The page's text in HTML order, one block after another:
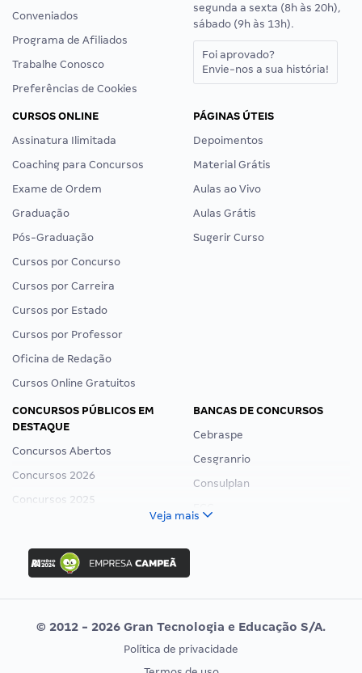
Conveniados
Programa de Afiliados
Trabalhe Conosco
Preferências de Cookies
segunda a sexta (8h às 20h),
sábado (9h às 13h).
Foi aprovado?
Envie-nos a sua história!
CURSOS ONLINE
Assinatura Ilimitada
Coaching para Concursos
Exame de Ordem
Graduação
Pós-Graduação
Cursos por Concurso
Cursos por Carreira
Cursos por Estado
Cursos por Professor
Oficina de Redação
Cursos Online Gratuitos
PÁGINAS ÚTEIS
Depoimentos
Material Grátis
Aulas ao Vivo
Aulas Grátis
Sugerir Curso
CONCURSOS PÚBLICOS EM
DESTAQUE
Concursos Abertos
Concursos 2026
Concursos 2025
Concurso Nacional Unificado
Concurso Ibama
Concurso MPU
Editais publicados
BANCAS DE CONCURSOS
Cebraspe
Cesgranrio
Consulplan
Vunesp
CONCURSOS POR PROFISSÃO EXAME DE ORDEM
Veja mais
© 2012 - 2026 Gran Tecnologia e Educação S/A.
Política de privacidade